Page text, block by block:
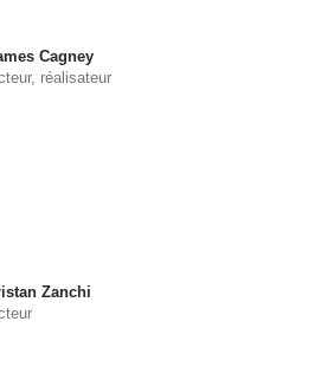
Cagney
réalisateur
Zanchi